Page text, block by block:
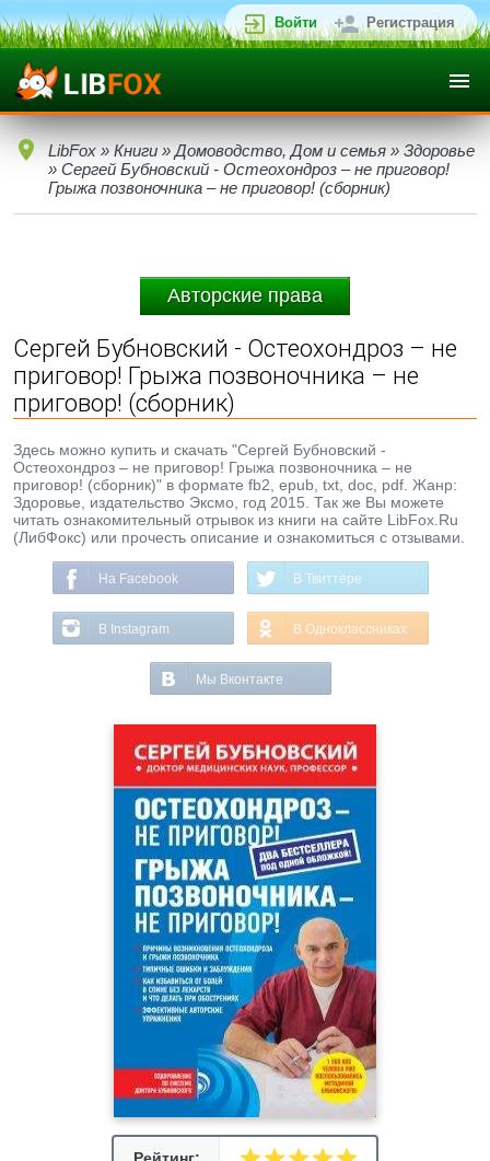
Войти Регистрация
LibFox » Книги » Домоводство, Дом и семья » Здоровье
» Сергей Бубновский - Остеохондроз – не приговор!
Грыжа позвоночника – не приговор! (сборник)
Авторские права
Сергей Бубновский - Остеохондроз – не
приговор! Грыжа позвоночника – не
приговор! (сборник)
Здесь можно купить и скачать "Сергей Бубновский -
Остеохондроз – не приговор! Грыжа позвоночника – не
приговор! (сборник)" в формате fb2, epub, txt, doc, pdf. Жанр:
Здоровье, издательство Эксмо, год 2015. Так же Вы можете
читать ознакомительный отрывок из книги на сайте LibFox.Ru
(ЛибФокс) или прочесть описание и ознакомиться с отзывами.
На Facebook В Твиттере
В Instagram В Одноклассниках
Мы Вконтакте